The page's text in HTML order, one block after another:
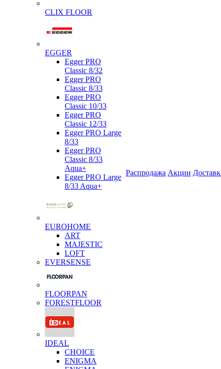
CLIX FLOOR
EGGER
Egger PRO
Classic 8/32
Egger PRO
Classic 8/33
Egger PRO
Classic 10/33
Egger PRO
Classic 12/33
Egger PRO Large
8/33
Egger PRO
Classic 8/33
Aqua+
Egger PRO Large
8/33 Aqua+
EUROHOME
ART
MAJESTIC
LOFT
EVERSENSE
FLOORPAN
FORESTFLOOR
IDEAL
CHOICE
ENIGMA
Распродажа Акции